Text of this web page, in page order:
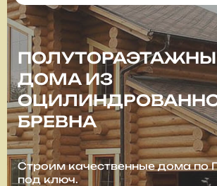
ДОМА ИЗ
БРЕВНА
Строим качественные дома по
под ключ.